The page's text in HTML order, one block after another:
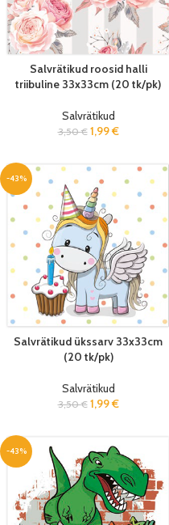
Salvrätikud roosid halli
triibuline 33x33cm (20 tk/pk)
Salvrätikud
3,50€ 1,99€
-43%
Salvrätikud ükssarv 33x33cm
(20 tk/pk)
Salvrätikud
3,50€ 1,99€
-43%